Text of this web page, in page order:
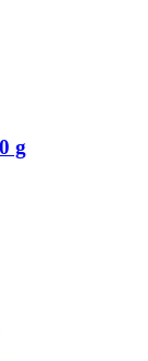
g